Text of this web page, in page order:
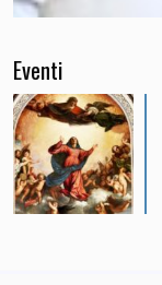
Eventi